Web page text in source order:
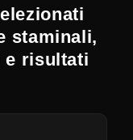
staminali,
e risultati